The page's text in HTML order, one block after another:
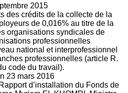
2015
des crédits de la collecte de la
de 0,016% au titre de la
organisations syndicales de
professionnelles
national et interprofessionnel
professionnelles (article R.
code du travail).
23 mars 2016
d’installation du Fonds de